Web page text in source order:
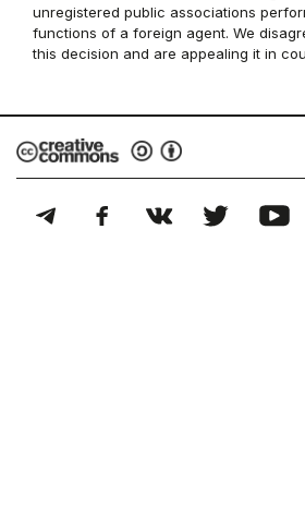
unregistered public associations
functions of a foreign agent. We
this decision and are appealing it in